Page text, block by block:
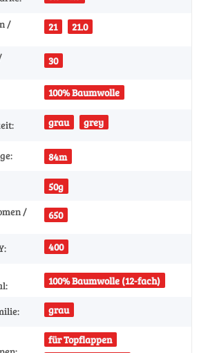
/
21 21.0
30
100% Baumwolle
grau grey
84m
50g
/
650
400
100% Baumwolle (12-fach)
grau
für Topflappen